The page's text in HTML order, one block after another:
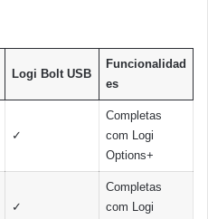
Logi Bolt USB
Funcionalidad
es
✓
Completas
com Logi
Options+
✓
Completas
com Logi